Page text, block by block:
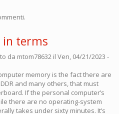
in terms
da mtom78632 il Ven, 04/21/2023 -
memory is the fact there are
and many others, that must
If the personal computer’s
there are no operating-system
takes under sixty minutes. It’s